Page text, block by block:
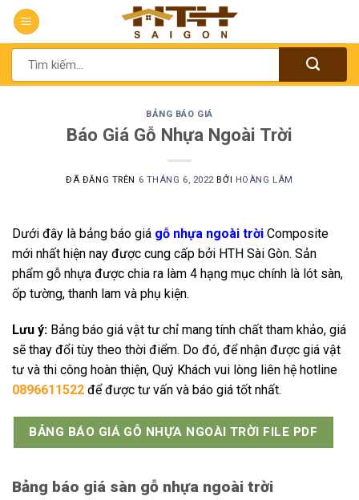
Chuyển
đến
nộiTìm
kiếm:
BẢNG BÁO GIÁ
Báo Giá Gỗ Nhựa Ngoài Trời
ĐÃ ĐĂNG TRÊN 6 THÁNG 6, 2022 BỞI HOÀNG LÂM
Dưới đây là bảng báo giá gỗ nhựa ngoài trời Composite
mới nhất hiện nay được cung cấp bởi HTH Sài Gòn. Sản
phẩm gỗ nhựa được chia ra làm 4 hạng mục chính là lót sàn,
ốp tường, thanh lam và phụ kiện.
Lưu ý: Bảng báo giá vật tư chỉ mang tính chất tham khảo, giá
sẽ thay đổi tùy theo thời điểm. Do đó, để nhận được giá vật
tư và thi công hoàn thiện, Quý Khách vui lòng liên hệ hotline
0896611522 để được tư vấn và báo giá tốt nhất.
BẢNG BÁO GIÁ GỖ NHỰA NGOÀI TRỜI FILE PDF
Bảng báo giá sàn gỗ nhựa ngoài trời